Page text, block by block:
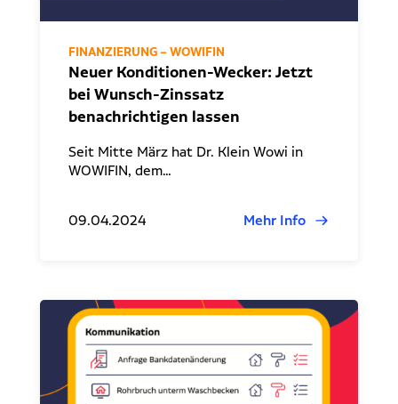
FINANZIERUNG – WOWIFIN
Neuer Konditionen-Wecker: Jetzt
bei Wunsch-Zinssatz
benachrichtigen lassen
Seit Mitte März hat Dr. Klein Wowi in
WOWIFIN, dem…
09.04.2024 Mehr Info